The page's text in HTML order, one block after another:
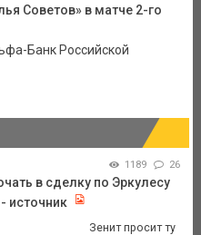
Советов» в матче 2-го
Банк Российской
1189 26
в сделку по Эркулесу
источник
Зенит просит ту